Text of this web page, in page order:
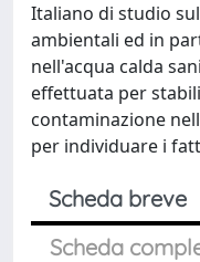
Italiano di studio
ambientali ed in
nell'acqua calda
effettuata per
contaminazione
per individuare i
Scheda breve
Scheda